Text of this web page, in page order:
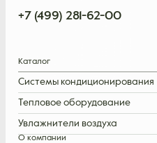
+7 (499) 281-62-00
Каталог
Системы кондиционирования
Тепловое оборудование
Увлажнители воздуха
О компании